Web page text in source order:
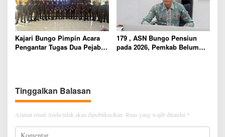
Kajari Bungo Pimpin Acara
Pengantar Tugas Dua Pejabat
179 , ASN Bungo Pensiun
pada 2026, Pemkab Belum
Tinggalkan Balasan
Alamat email Anda tidak akan dipublikasikan. Ruas yang wajib ditandai *